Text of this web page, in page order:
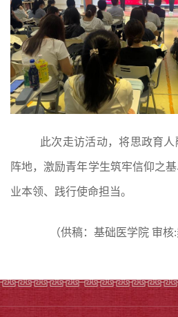
此次走访活动，将思政育
阵地，激励青年学生筑牢信仰之
业本领、践行使命担当。
（供稿：基础医学院 审核: